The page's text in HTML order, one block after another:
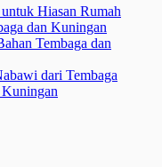
Hiasan Rumah
dan Kuningan
Tembaga dan
dari Tembaga